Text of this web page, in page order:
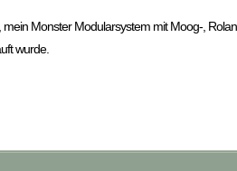
mein Monster Modularsystem mit Moog-,
wurde.